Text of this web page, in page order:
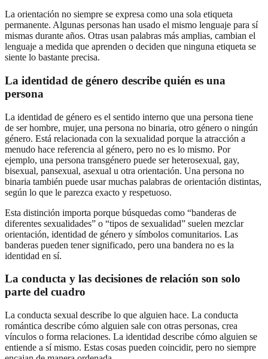
La orientación no siempre se expresa como una sola etiqueta
permanente. Algunas personas han usado el mismo lenguaje para sí
mismas durante años. Otras usan palabras más amplias, cambian el
lenguaje a medida que aprenden o deciden que ninguna etiqueta se
siente lo bastante precisa.
La identidad de género describe quién es una
persona
La identidad de género es el sentido interno que una persona tiene
de ser hombre, mujer, una persona no binaria, otro género o ningún
género. Está relacionada con la sexualidad porque la atracción a
menudo hace referencia al género, pero no es lo mismo. Por
ejemplo, una persona transgénero puede ser heterosexual, gay,
bisexual, pansexual, asexual u otra orientación. Una persona no
binaria también puede usar muchas palabras de orientación distintas,
según lo que le parezca exacto y respetuoso.
Esta distinción importa porque búsquedas como “banderas de
diferentes sexualidades” o “tipos de sexualidad” suelen mezclar
orientación, identidad de género y símbolos comunitarios. Las
banderas pueden tener significado, pero una bandera no es la
identidad en sí.
La conducta y las decisiones de relación son solo
parte del cuadro
La conducta sexual describe lo que alguien hace. La conducta
romántica describe cómo alguien sale con otras personas, crea
vínculos o forma relaciones. La identidad describe cómo alguien se
entiende a sí mismo. Estas cosas pueden coincidir, pero no siempre